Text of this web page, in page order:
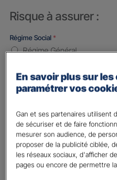
Risque à assurer :
Régime Social *
Régime Général
Régime Agricole
Régime local Alsace -
Bénéficiaire(s)*
Moi
Conjoint
Enfant(s)
A partir du 3ème enfant, Ils seront
En savoir plus sur
paramétrer vos
Gan et ses partenaires utilisent
de sécuriser et de faire
mesurer son audience, de
proposer de la publicité ciblée,
les réseaux sociaux, d'afficher
pages ou encore de permettre